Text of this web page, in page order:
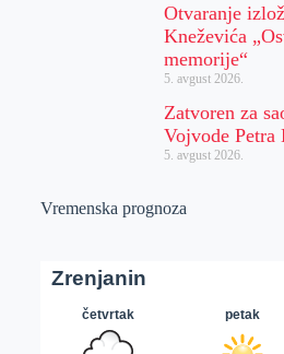
Otvaranje
Kneževića
memorije“
5. avgust 2026.
Zatvoren za
Vojvode Petra
5. avgust 2026.
Vremenska prognoza